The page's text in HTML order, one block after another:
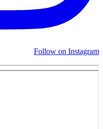
Follow on Instagram